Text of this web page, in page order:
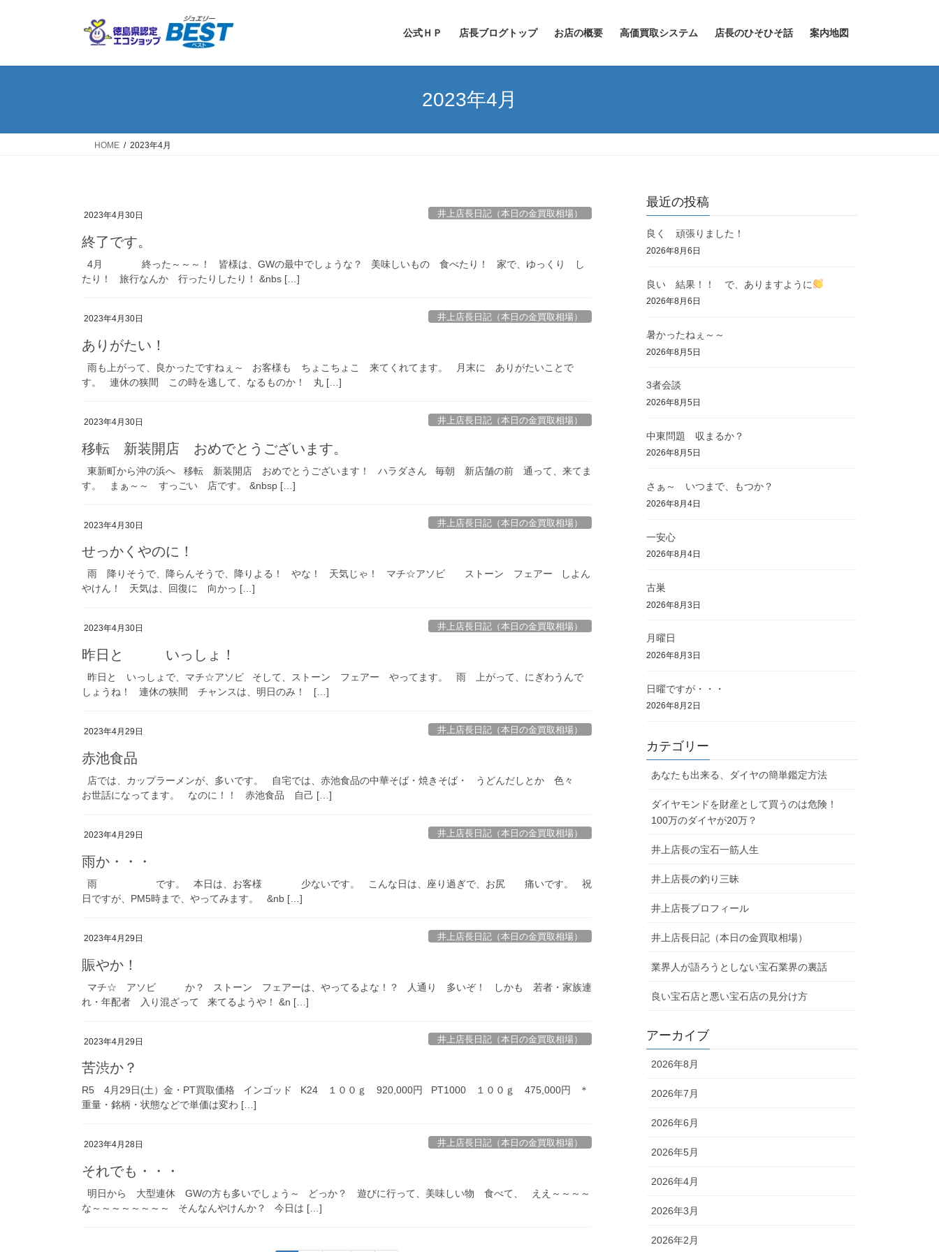
公式ＨＰ 店長ブログトップ お店の概要 高価買取システム 店長のひそひそ話 案内地図
2023年4月
HOME 2023年4月
2023年4月30日 井上店長日記（本日の金買取相場）
終了です。
4月 終った～～～！ 皆様は、GWの最中でしょうな？ 美味しいもの 食べたり！ 家で、ゆっくり し
たり！ 旅行なんか 行ったりしたり！ &nbs […]
2023年4月30日 井上店長日記（本日の金買取相場）
ありがたい！
雨も上がって、良かったですねぇ～ お客様も ちょこちょこ 来てくれてます。 月末に ありがたいことで
す。 連休の狭間 この時を逃して、なるものか！ 丸 […]
2023年4月30日 井上店長日記（本日の金買取相場）
移転 新装開店 おめでとうございます。
東新町から沖の浜へ 移転 新装開店 おめでとうございます！ ハラダさん 毎朝 新店舗の前 通って、来てま
す。 まぁ～～ すっごい 店です。 &nbsp […]
2023年4月30日 井上店長日記（本日の金買取相場）
せっかくやのに！
雨 降りそうで、降らんそうで、降りよる！ やな！ 天気じゃ！ マチ☆アソビ ストーン フェアー しよん
やけん！ 天気は、回復に 向かっ […]
2023年4月30日 井上店長日記（本日の金買取相場）
昨日と いっしょ！
昨日と いっしょで、マチ☆アソビ そして、ストーン フェアー やってます。 雨 上がって、にぎわうんで
しょうね！ 連休の狭間 チャンスは、明日のみ！ […]
2023年4月29日 井上店長日記（本日の金買取相場）
赤池食品
店では、カップラーメンが、多いです。 自宅では、赤池食品の中華そば・焼きそば・ うどんだしとか 色々
お世話になってます。 なのに！！ 赤池食品 自己 […]
2023年4月29日 井上店長日記（本日の金買取相場）
雨か・・・
雨 です。 本日は、お客様 少ないです。 こんな日は、座り過ぎで、お尻 痛いです。 祝
日ですが、PM5時まで、やってみます。 &nb […]
2023年4月29日 井上店長日記（本日の金買取相場）
賑やか！
マチ☆ アソビ か？ ストーン フェアーは、やってるよな！？ 人通り 多いぞ！ しかも 若者・家族連
れ・年配者 入り混ざって 来てるようや！ &n […]
2023年4月29日 井上店長日記（本日の金買取相場）
苦渋か？
R5 4月29日(土）金・PT買取価格 インゴッド K24 １００ｇ 920,000円 PT1000 １００ｇ 475,000円 ＊
重量・銘柄・状態などで単価は変わ […]
2023年4月28日 井上店長日記（本日の金買取相場）
それでも・・・
明日から 大型連休 GWの方も多いでしょう～ どっか？ 遊びに行って、美味しい物 食べて、 ええ～～～～
な～～～～～～～～ そんなんやけんか？ 今日は […]
最近の投稿
良く 頑張りました！
2026年8月6日
良い 結果！！ で、ありますように
2026年8月6日
暑かったねぇ～～
2026年8月5日
3者会談
2026年8月5日
中東問題 収まるか？
2026年8月5日
さぁ～ いつまで、もつか？
2026年8月4日
一安心
2026年8月4日
古巣
2026年8月3日
月曜日
2026年8月3日
日曜ですが・・・
2026年8月2日
カテゴリー
あなたも出来る、ダイヤの簡単鑑定方法
ダイヤモンドを財産として買うのは危険！
100万のダイヤが20万？
井上店長の宝石一筋人生
井上店長の釣り三昧
井上店長プロフィール
井上店長日記（本日の金買取相場）
業界人が語ろうとしない宝石業界の裏話
良い宝石店と悪い宝石店の見分け方
アーカイブ
2026年8月
2026年7月
2026年6月
2026年5月
2026年4月
2026年3月
2026年2月